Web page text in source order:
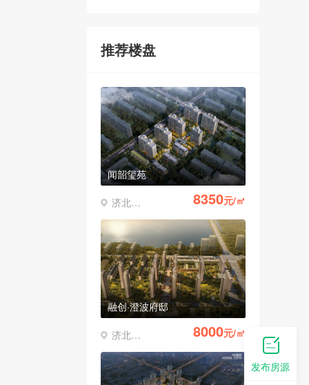
推荐楼盘
闻韶玺苑
济北开发区 8350元/㎡
融创·澄波府邸
济北开发区 8000元/㎡
发布房源